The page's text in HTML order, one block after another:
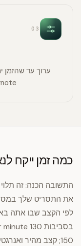
03
כמה זמן ייקח
התשובה הכנה: זה
את התסריט שלך
לפי הקצב שבו אתה
150; קצב מהיר ואנרגטי יכול להגיע ל-180 או יותר.